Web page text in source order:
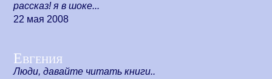
рассказ! я в шоке...
22 мая 2008
Евгения
Люди, давайте читать книги..